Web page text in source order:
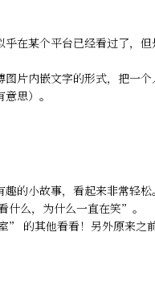
在某个平台已经看过了，
片内嵌文字的形式，把一
思）。
的小故事，看起来非常轻松。
么，为什么一直在笑”。
” 的其他看看！另外原来之